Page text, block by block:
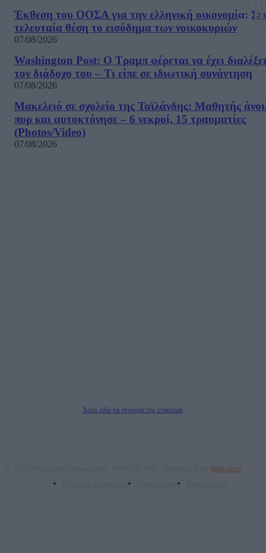
Έκθεση του ΟΟΣΑ για την ελληνική οικονομία:
τελευταία θέση το εισόδημα των νοικοκυριών
07/08/2026
Washington Post: Ο Τραμπ φέρεται να έχει διαλέξει
τον διάδοχο του – Τι είπε σε ιδιωτική συνάντηση
07/08/2026
Μακελειό σε σχολείο της Ταϊλάνδης: Μαθητής
πυρ και αυτοκτόνησε – 6 νεκροί, 15 τραυματίες
(Photos/Video)
07/08/2026
Δείτε εδώ τα στοιχεία της εταιρείας
Webalists